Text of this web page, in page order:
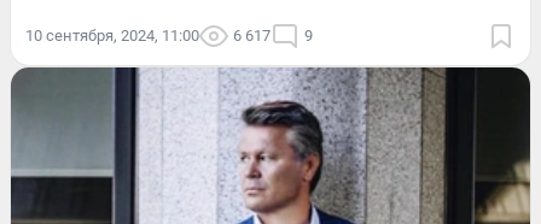
10 сентября, 2024, 11:00 6 617 9